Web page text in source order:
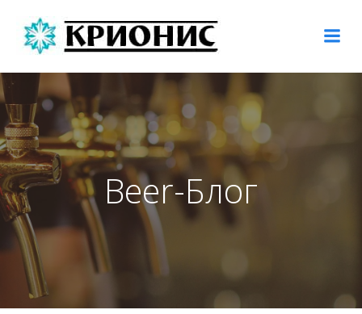
к
содержимому
Beer-Блог